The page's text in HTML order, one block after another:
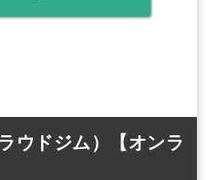
ウドジム）【オンラ